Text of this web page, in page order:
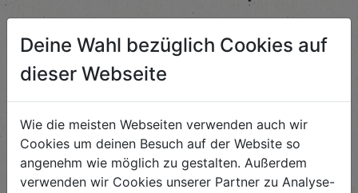
Nudeln mit Pilzen und
Parmesankäse
leicht
ANSEHEN
Deine Wahl bezüglich Cookies auf
dieser Webseite
Wie die meisten Webseiten verwenden auch wir
Cookies um deinen Besuch auf der Website so
angenehm wie möglich zu gestalten. Außerdem
verwenden wir Cookies unserer Partner zu Analyse-